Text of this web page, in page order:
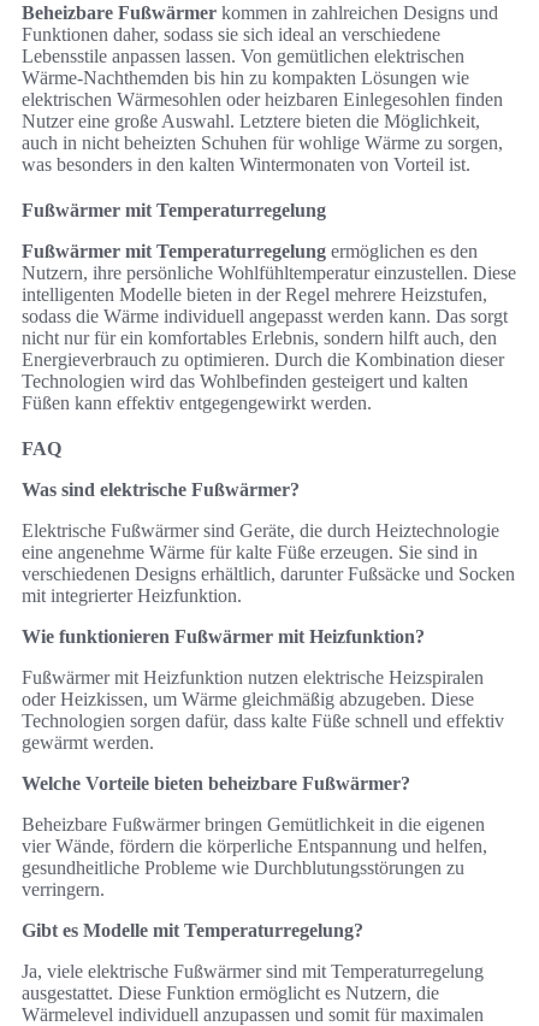
Beheizbare Fußwärmer kommen in zahlreichen Designs und
Funktionen daher, sodass sie sich ideal an verschiedene
Lebensstile anpassen lassen. Von gemütlichen elektrischen
Wärme-Nachthemden bis hin zu kompakten Lösungen wie
elektrischen Wärmesohlen oder heizbaren Einlegesohlen finden
Nutzer eine große Auswahl. Letztere bieten die Möglichkeit,
auch in nicht beheizten Schuhen für wohlige Wärme zu sorgen,
was besonders in den kalten Wintermonaten von Vorteil ist.
Fußwärmer mit Temperaturregelung
Fußwärmer mit Temperaturregelung ermöglichen es den
Nutzern, ihre persönliche Wohlfühltemperatur einzustellen. Diese
intelligenten Modelle bieten in der Regel mehrere Heizstufen,
sodass die Wärme individuell angepasst werden kann. Das sorgt
nicht nur für ein komfortables Erlebnis, sondern hilft auch, den
Energieverbrauch zu optimieren. Durch die Kombination dieser
Technologien wird das Wohlbefinden gesteigert und kalten
Füßen kann effektiv entgegengewirkt werden.
FAQ
Was sind elektrische Fußwärmer?
Elektrische Fußwärmer sind Geräte, die durch Heiztechnologie
eine angenehme Wärme für kalte Füße erzeugen. Sie sind in
verschiedenen Designs erhältlich, darunter Fußsäcke und Socken
mit integrierter Heizfunktion.
Wie funktionieren Fußwärmer mit Heizfunktion?
Fußwärmer mit Heizfunktion nutzen elektrische Heizspiralen
oder Heizkissen, um Wärme gleichmäßig abzugeben. Diese
Technologien sorgen dafür, dass kalte Füße schnell und effektiv
gewärmt werden.
Welche Vorteile bieten beheizbare Fußwärmer?
Beheizbare Fußwärmer bringen Gemütlichkeit in die eigenen
vier Wände, fördern die körperliche Entspannung und helfen,
gesundheitliche Probleme wie Durchblutungsstörungen zu
verringern.
Gibt es Modelle mit Temperaturregelung?
Ja, viele elektrische Fußwärmer sind mit Temperaturregelung
ausgestattet. Diese Funktion ermöglicht es Nutzern, die
Wärmelevel individuell anzupassen und somit für maximalen